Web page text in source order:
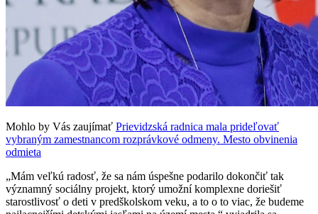
Mohlo by Vás zaujímať Prievidzská radnica mala prideľovať
vybraným zamestnancom rozprávkové odmeny. Mesto obvinenia
odmieta
„Mám veľkú radosť, že sa nám úspešne podarilo dokončiť tak
významný sociálny projekt, ktorý umožní komplexne doriešiť
starostlivosť o deti v predškolskom veku, a to o to viac, že budeme